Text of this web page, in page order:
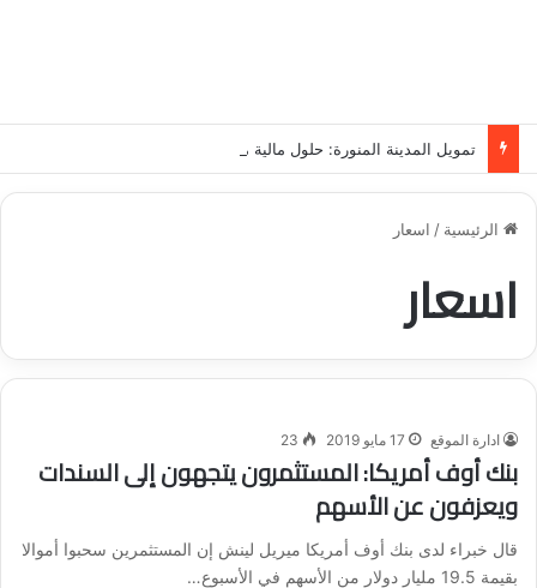
الرئيسية / اسعار
اسعار
ادارة الموقع 17 مايو 2019 23
بنك أوف أمريكا: المستثمرون يتجهون إلى السندات
ويعزفون عن الأسهم
قال خبراء لدى بنك أوف أمريكا ميريل لينش إن المستثمرين سحبوا أموالا
بقيمة 19.5 مليار دولار من الأسهم في الأسبوع…